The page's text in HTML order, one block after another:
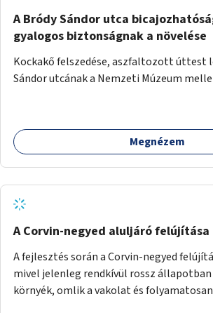
A Bródy Sándor utca
gyalogos biztonságnak a növelése
Kockakő felszedése, aszfaltozott úttest
Sándor utcának a Nemzeti Múzeum
Megnézem
A Corvin-negyed aluljáró felújítása
A fejlesztés során a Corvin-negyed
mivel jelenleg rendkívül rossz állapotban
környék, omlik a vakolat és